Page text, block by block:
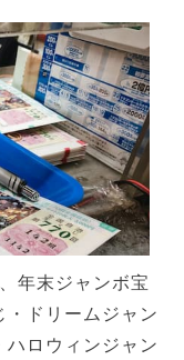
年末ジャンボ宝
・ドリームジャン
ロウィンジャン